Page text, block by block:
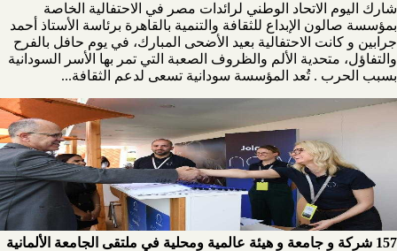
شارك اليوم الاتحاد الوطني لرائدات مصر في الاحتفالية الخاصة
بمؤسسة صالون الإبداع للثقافة والتنمية بالقاهرة برئاسة الأستاذ أحمد
جرابين و كانت الاحتفالية بعيد الأضحى المبارك، في يوم حافل بالفرح
والتفاؤل، متحدية الألم والظروف الصعبة التي تمر بها الأسر السودانية
بسبب الحرب . تُعد المؤسسة سودانية تسعى لدعم الثقافة...
157 شركة و جامعة و هيئة عالمية ومحلية في ملتقى الجامعة الألمانية